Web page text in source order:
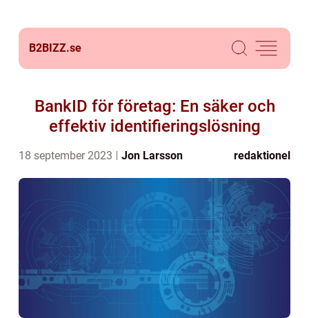
B2BIZZ.se
BankID för företag: En säker och
effektiv identifieringslösning
18 september 2023 Jon Larsson redaktionel